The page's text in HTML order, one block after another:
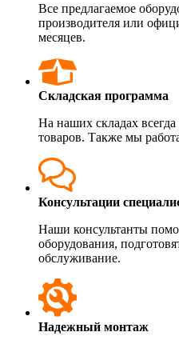
Все предлагаемое
производителя или
месяцев.
Складская программа
На наших складах
товаров. Также мы
Консультации
Наши консультанты
оборудования,
обслуживание.
Надежный монтаж